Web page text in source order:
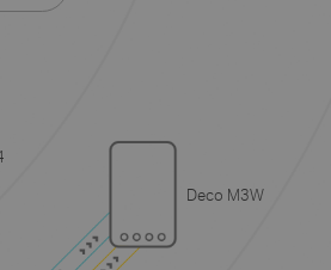
Deco M3W